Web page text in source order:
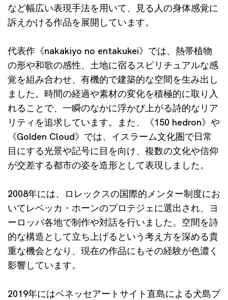
など幅広い表現手法を用いて、見る人の身体感覚に
訴えかける作品を展開しています。
代表作《nakakiyo no entakukei》では、熱帯植物
の形や和歌の感性、土地に宿るスピリチュアルな感
覚を組み合わせ、有機的で建築的な空間を生み出し
ました。時間の経過や素材の変化を積極的に取り入
れることで、一瞬のなかに浮かび上がる詩的なリア
リティを追求しています。また、《150 hedron》や
《Golden Cloud》では、イスラーム文化圏で日常
目にする光景や記号に目を向け、複数の文化や信仰
が交差する都市の姿を造形として表現しました。
2008年には、ロレックスの国際的メンター制度にお
いてレベッカ・ホーンのプロテジェに選出され、ヨ
ーロッパ各地で制作や対話を行いました。空間を詩
的な構造として立ち上げるという考え方を深める貴
重な機会となり、現在の作品にもその経験が色濃く
影響しています。
2019年にはベネッセアートサイト直島による犬島プ